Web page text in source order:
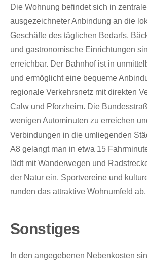
Die Wohnung befindet sich in
ausgezeichneter Anbindung an die
Geschäfte des täglichen Bedarfs,
und gastronomische Einrichtungen
erreichbar. Der Bahnhof ist in
und ermöglicht eine bequeme
regionale Verkehrsnetz mit direkten
Calw und Pforzheim. Die
wenigen Autominuten zu erreichen
Verbindungen in die umliegenden
A8 gelangt man in etwa 15
lädt mit Wanderwegen und
der Natur ein. Sportvereine und
runden das attraktive Wohnumfeld ab.
Sonstiges
In den angegebenen Nebenkosten